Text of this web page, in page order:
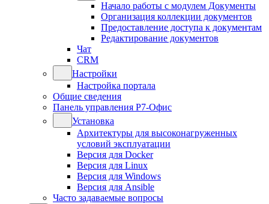
Начало работы с модулем Документы
Организация коллекции документов
Предоставление доступа к документам
Редактирование документов
Чат
CRM
Настройки
Настройка портала
Общие сведения
Панель управления Р7-Офис
Установка
Архитектуры для высоконагруженных
условий эксплуатации
Версия для Docker
Версия для Linux
Версия для Windows
Версия для Ansible
Часто задаваемые вопросы